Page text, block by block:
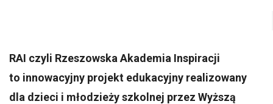
RAI czyli Rzeszowska Akademia Inspiracji
to innowacyjny projekt edukacyjny realizowany
dla dzieci i młodzieży szkolnej przez Wyższą